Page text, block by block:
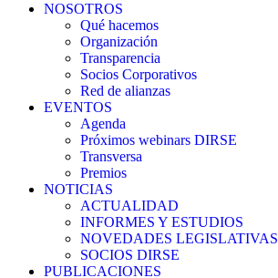
NOSOTROS
Qué hacemos
Organización
Transparencia
Socios Corporativos
Red de alianzas
EVENTOS
Agenda
Próximos webinars DIRSE
Transversa
Premios
NOTICIAS
ACTUALIDAD
INFORMES Y ESTUDIOS
NOVEDADES LEGISLATIVAS
SOCIOS DIRSE
PUBLICACIONES